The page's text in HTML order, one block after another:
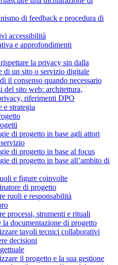
di feedback e procedura di
accessibilità
e approfondimenti
la privacy sin dalla
di un sito o servizio digitale
il consenso quando necessario
del sito web: architettura,
riferimenti DPO
e strategia
di progetto in base agli attori
di progetto in base al focus
di progetto in base all’ambito di
e figure coinvolte
di progetto
ruoli e responsabilità
processi, strumenti e rituali
la documentazione di progetto
tavoli tecnici collaborativi
decisioni
il progetto e la sua gestione